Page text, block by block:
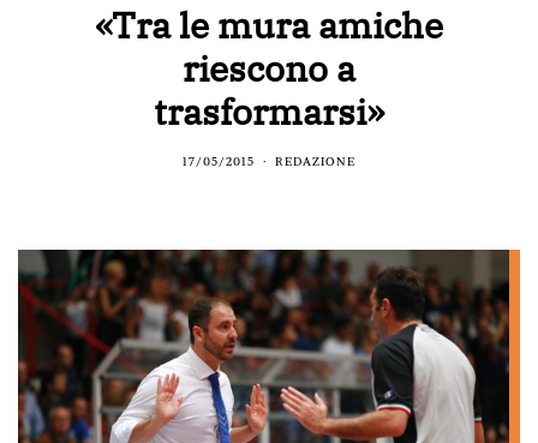
«Tra le mura amiche
riescono a
trasformarsi»
17/05/2015 REDAZIONE